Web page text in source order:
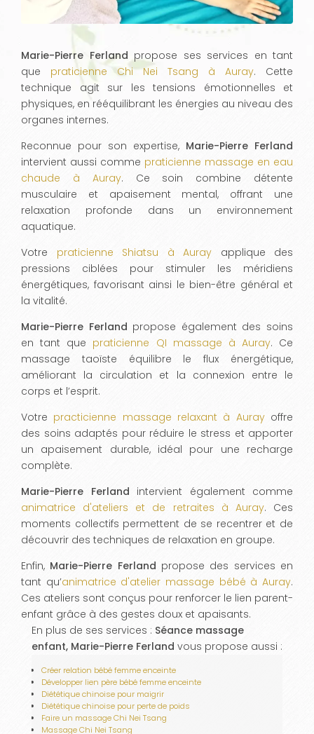
Marie-Pierre Ferland propose ses services en tant
que praticienne Chi Nei Tsang à Auray. Cette
technique agit sur les tensions émotionnelles et
physiques, en rééquilibrant les énergies au niveau des
organes internes.
Reconnue pour son expertise, Marie-Pierre Ferland
intervient aussi comme praticienne massage en eau
chaude à Auray. Ce soin combine détente
musculaire et apaisement mental, offrant une
relaxation profonde dans un environnement
aquatique.
Votre praticienne Shiatsu à Auray applique des
pressions ciblées pour stimuler les méridiens
énergétiques, favorisant ainsi le bien-être général et
la vitalité.
Marie-Pierre Ferland propose également des soins
en tant que praticienne QI massage à Auray. Ce
massage taoïste équilibre le flux énergétique,
améliorant la circulation et la connexion entre le
corps et l’esprit.
Votre practicienne massage relaxant à Aurayoffre
des soins adaptés pour réduire le stress et apporter
un apaisement durable, idéal pour une recharge
complète.
Marie-Pierre Ferland intervient également comme
animatrice d'ateliers et de retraites à Auray. Ces
moments collectifs permettent de se recentrer et de
découvrir des techniques de relaxation en groupe.
Enfin, Marie-Pierre Ferland propose des services en
tant qu’animatrice d'atelier massage bébé à Auray.
Ces ateliers sont conçus pour renforcer le lien parent-
enfant grâce à des gestes doux et apaisants.
En plus de ses services : Séance massage
enfant, Marie-Pierre Ferland vous propose aussi :
Créer relation bébé femme enceinte
Développer lien père bébé femme enceinte
Diététique chinoise pour maigrir
Diététique chinoise pour perte de poids
Faire un massage Chi Nei Tsang
Massage Chi Nei Tsang